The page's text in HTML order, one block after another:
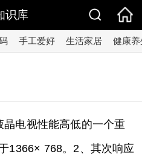
识库
手工爱好 生活家居 健康养
电视性能高低的一个重
1366× 768。2、其次响应